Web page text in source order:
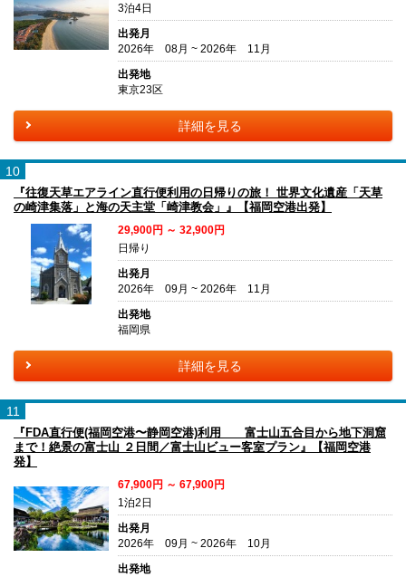
3泊4日
出発月
2026年 08月 ~ 2026年 11月
出発地
東京23区
詳細を見る
10
『往復天草エアライン直行便利用の日帰りの旅！ 世界文化遺産「天草
の崎津集落」と海の天主堂「崎津教会」』【福岡空港出発】
29,900円 ～ 32,900円
日帰り
出発月
2026年 09月 ~ 2026年 11月
出発地
福岡県
詳細を見る
11
『FDA直行便(福岡空港〜静岡空港)利用 富士山五合目から地下洞窟
まで！絶景の富士山 ２日間／富士山ビュー客室プラン』【福岡空港
発】
67,900円 ～ 67,900円
1泊2日
出発月
2026年 09月 ~ 2026年 10月
出発地